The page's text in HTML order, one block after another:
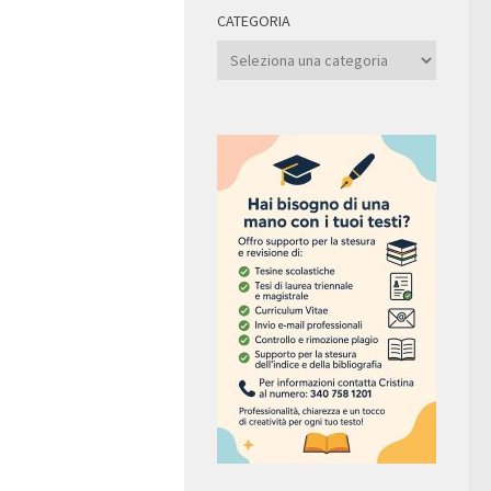
CATEGORIA
Categoria